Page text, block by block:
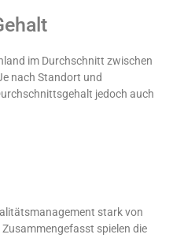
im Durchschnitt zwischen
nach Standort und
jedoch auch
stark von
spielen die